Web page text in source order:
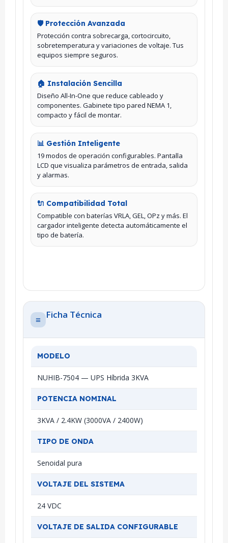
🛡️ Protección Avanzada
Protección contra sobrecarga, cortocircuito,
sobretemperatura y variaciones de voltaje. Tus
equipos siempre seguros.
🏠 Instalación Sencilla
Diseño All-In-One que reduce cableado y
componentes. Gabinete tipo pared NEMA 1,
compacto y fácil de montar.
📊 Gestión Inteligente
19 modos de operación configurables. Pantalla
LCD que visualiza parámetros de entrada, salida
y alarmas.
🔌 Compatibilidad Total
Compatible con baterías VRLA, GEL, OPz y más. El
cargador inteligente detecta automáticamente el
tipo de batería.
≡ Ficha Técnica
MODELO
NUHIB-7504 — UPS Híbrida 3KVA
POTENCIA NOMINAL
3KVA / 2.4KW (3000VA / 2400W)
TIPO DE ONDA
Senoidal pura
VOLTAJE DEL SISTEMA
24 VDC
VOLTAJE DE SALIDA CONFIGURABLE